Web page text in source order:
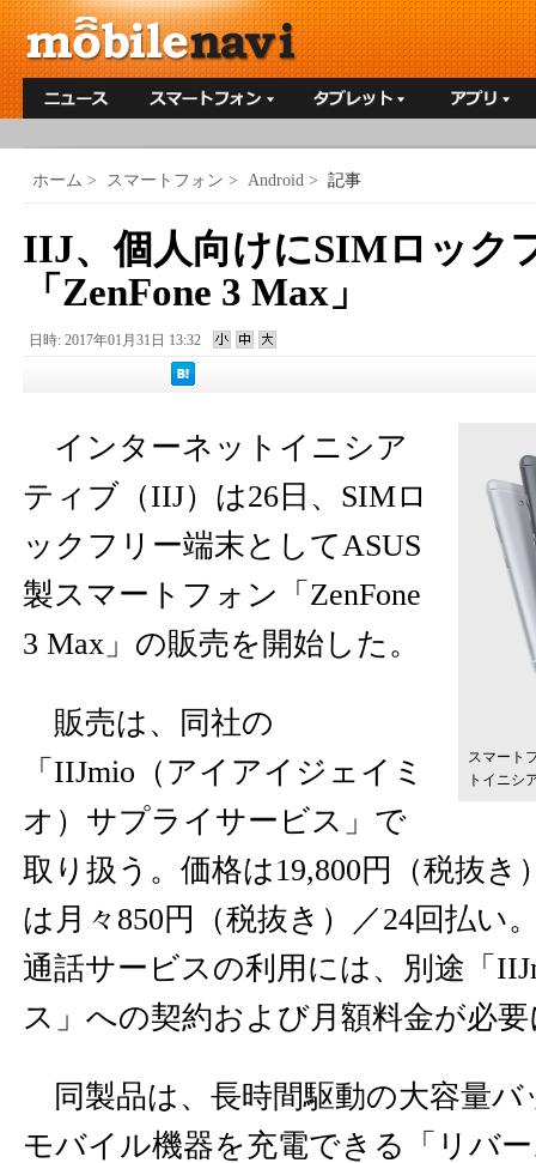
ホーム > スマートフォン > Android > 記事
IIJ、個人向けにSIMロック
「ZenFone 3 Max」
日時: 2017年01月31日 13:32
スマート
トイニシ
インターネットイニシア
ティブ（IIJ）は26日、SIMロ
ックフリー端末としてASUS
製スマートフォン「ZenFone
3 Max」の販売を開始した。
販売は、同社の
「IIJmio（アイアイジェイミ
オ）サプライサービス」で
取り扱う。価格は19,800円（税抜き
は月々850円（税抜き）／24回払い
通話サービスの利用には、別途「
ス」への契約および月額料金が必
同製品は、長時間駆動の大容量バ
モバイル機器を充電できる「リバ